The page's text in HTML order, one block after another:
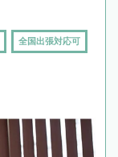
全国出張対応可